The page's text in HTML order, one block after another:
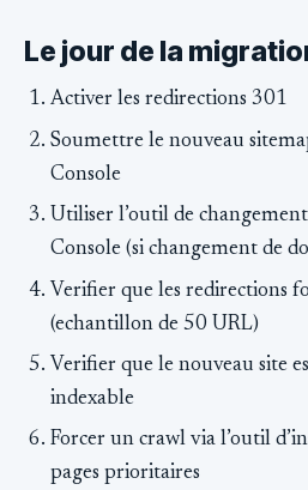
Le jour de la
Activer les redirections 301
Soumettre le nouveau
Console
Utiliser l’outil de changement
Console (si changement de
Verifier que les redirections
(echantillon de 50 URL)
Verifier que le nouveau site
indexable
Forcer un crawl via l’outil
pages prioritaires